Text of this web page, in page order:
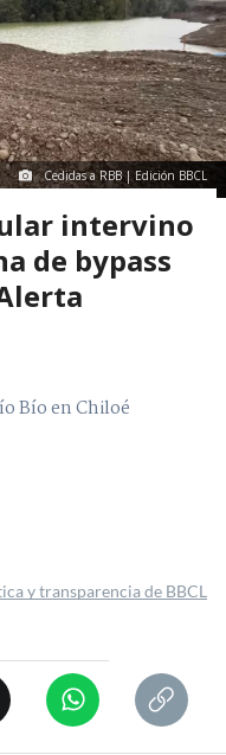
Cedidas a RBB | Edición BBCL
intervino
de bypass
Bío en Chiloé
y transparencia de BBCL